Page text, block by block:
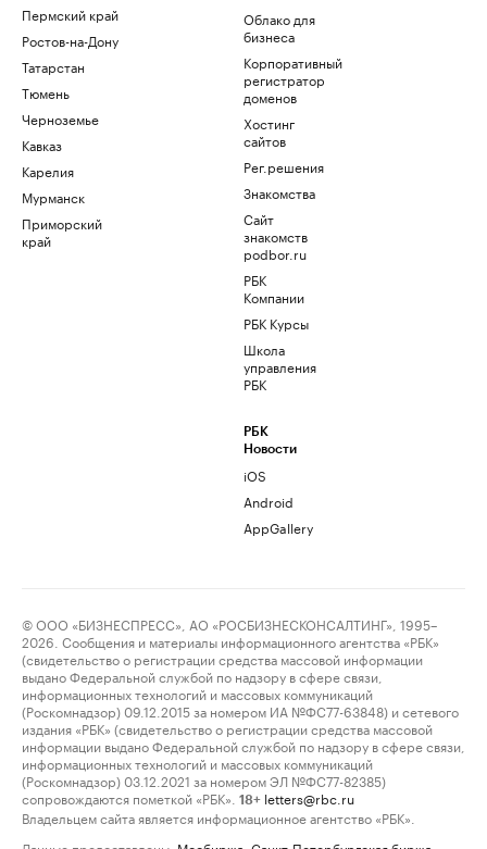
Пермский край
Ростов-на-Дону
Татарстан
Тюмень
Черноземье
Кавказ
Карелия
Мурманск
Приморский
край
Облако для
бизнеса
Корпоративный
регистратор
доменов
Хостинг
сайтов
Рег.решения
Знакомства
Сайт
знакомств
podbor.ru
РБК
Компании
РБК Курсы
Школа
управления
РБК
РБК
Новости
iOS
Android
AppGallery
© ООО «БИЗНЕСПРЕСС», АО «РОСБИЗНЕСКОНСАЛТИНГ», 1995–
2026. Сообщения и материалы информационного агентства «РБК»
(свидетельство о регистрации средства массовой информации
выдано Федеральной службой по надзору в сфере связи,
информационных технологий и массовых коммуникаций
(Роскомнадзор) 09.12.2015 за номером ИА №ФС77-63848) и сетевого
издания «РБК» (свидетельство о регистрации средства массовой
информации выдано Федеральной службой по надзору в сфере связи,
информационных технологий и массовых коммуникаций
(Роскомнадзор) 03.12.2021 за номером ЭЛ №ФС77-82385)
сопровождаются пометкой «РБК».
18+ letters@rbc.ru
Владельцем сайта является информационное агентство «РБК».